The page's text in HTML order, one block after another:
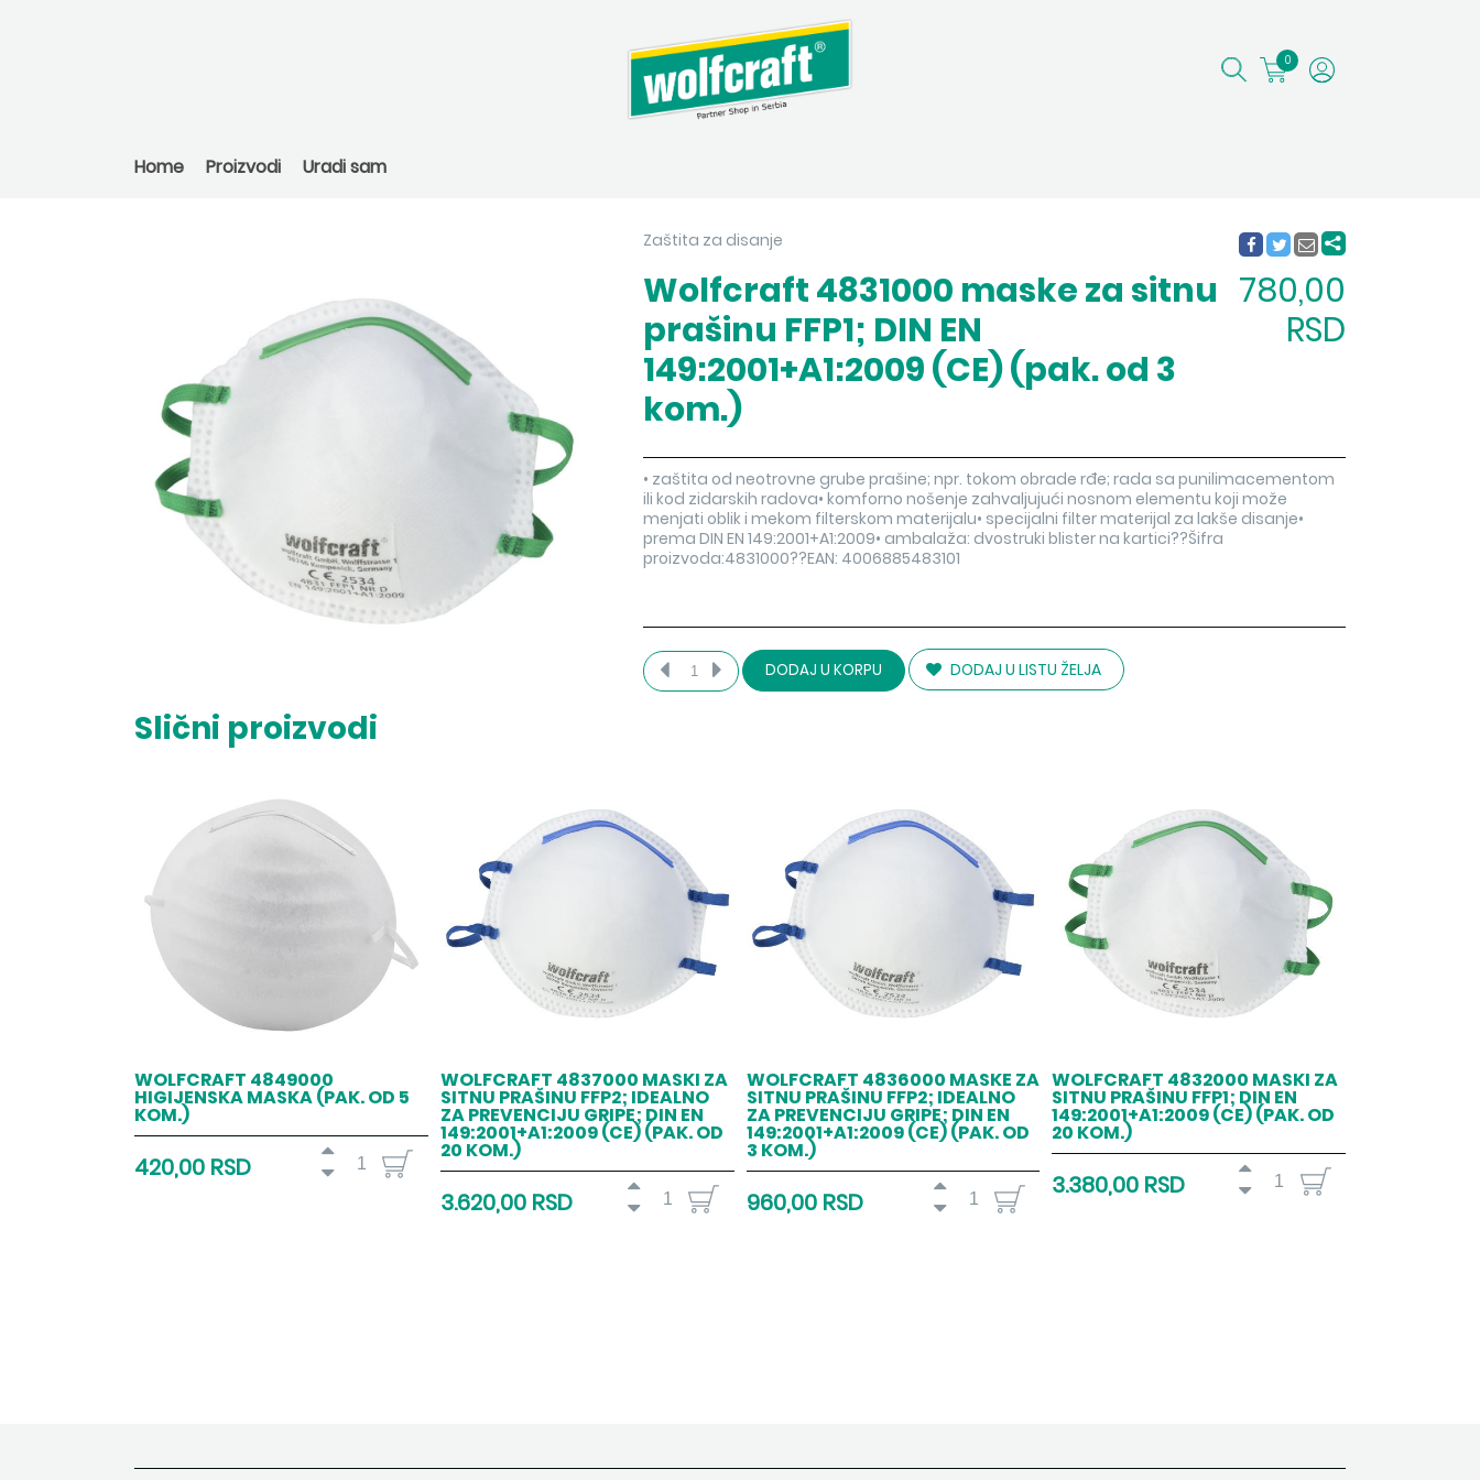
0
Home Proizvodi Uradi sam
Zaštita za disanje
Wolfcraft 4831000 maske za sitnu
prašinu FFP1; DIN EN
149:2001+A1:2009 (CE) (pak. od 3
kom.)
780,00
RSD
• zaštita od neotrovne grube prašine; npr. tokom obrade rđe; rada sa punilimacementom
ili kod zidarskih radova• komforno nošenje zahvaljujući nosnom elementu koji može
menjati oblik i mekom filterskom materijalu• specijalni filter materijal za lakše disanje•
prema DIN EN 149:2001+A1:2009• ambalaža: dvostruki blister na kartici??Šifra
proizvoda:4831000??EAN: 4006885483101
DODAJ U KORPU DODAJ U LISTU ŽELJA
Slični proizvodi
WOLFCRAFT 4849000
HIGIJENSKA MASKA (PAK. OD 5
KOM.)
420,00 RSD
WOLFCRAFT 4837000 MASKI ZA
SITNU PRAŠINU FFP2; IDEALNO
ZA PREVENCIJU GRIPE; DIN EN
149:2001+A1:2009 (CE) (PAK. OD
20 KOM.)
3.620,00 RSD
WOLFCRAFT 4836000 MASKE ZA
SITNU PRAŠINU FFP2; IDEALNO
ZA PREVENCIJU GRIPE; DIN EN
149:2001+A1:2009 (CE) (PAK. OD
3 KOM.)
960,00 RSD
WOLFCRAFT 4832000 MASKI ZA
SITNU PRAŠINU FFP1; DIN EN
149:2001+A1:2009 (CE) (PAK. OD
20 KOM.)
3.380,00 RSD